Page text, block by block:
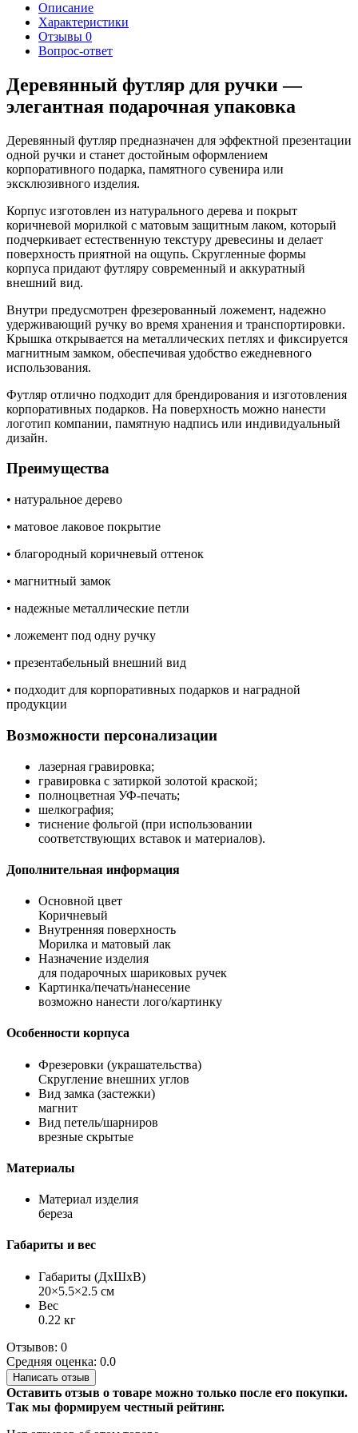
Описание
Характеристики
Отзывы 0
Вопрос-ответ
Деревянный футляр для ручки —
элегантная подарочная упаковка
Деревянный футляр предназначен для эффектной презентации
одной ручки и станет достойным оформлением
корпоративного подарка, памятного сувенира или
эксклюзивного изделия.
Корпус изготовлен из натурального дерева и покрыт
коричневой морилкой с матовым защитным лаком, который
подчеркивает естественную текстуру древесины и делает
поверхность приятной на ощупь. Скругленные формы
корпуса придают футляру современный и аккуратный
внешний вид.
Внутри предусмотрен фрезерованный ложемент, надежно
удерживающий ручку во время хранения и транспортировки.
Крышка открывается на металлических петлях и фиксируется
магнитным замком, обеспечивая удобство ежедневного
использования.
Футляр отлично подходит для брендирования и изготовления
корпоративных подарков. На поверхность можно нанести
логотип компании, памятную надпись или индивидуальный
дизайн.
Преимущества
• натуральное дерево
• матовое лаковое покрытие
• благородный коричневый оттенок
• магнитный замок
• надежные металлические петли
• ложемент под одну ручку
• презентабельный внешний вид
• подходит для корпоративных подарков и наградной
продукции
Возможности персонализации
лазерная гравировка;
гравировка с затиркой золотой краской;
полноцветная УФ-печать;
шелкография;
тиснение фольгой (при использовании
соответствующих вставок и материалов).
Дополнительная информация
Основной цвет
Коричневый
Внутренняя поверхность
Морилка и матовый лак
Назначение изделия
для подарочных шариковых ручек
Картинка/печать/нанесение
возможно нанести лого/картинку
Особенности корпуса
Фрезеровки (украшательства)
Скругление внешних углов
Вид замка (застежки)
магнит
Вид петель/шарниров
врезные скрытые
Материалы
Материал изделия
береза
Габариты и вес
Габариты (ДхШхВ)
20×5.5×2.5 см
Вес
0.22 кг
Отзывов: 0
Средняя оценка: 0.0
Написать отзыв
Оставить отзыв о товаре можно только после его покупки.
Так мы формируем честный рейтинг.